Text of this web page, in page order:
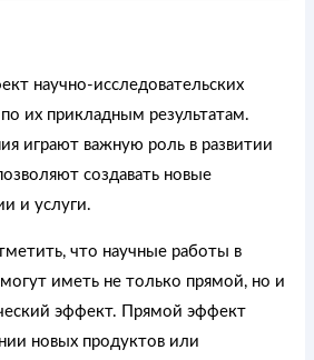
научно-исследовательских
их прикладным результатам.
играют важную роль в развитии
создавать новые
и услуги.
что научные работы в
иметь не только прямой, но и
эффект. Прямой эффект
новых продуктов или